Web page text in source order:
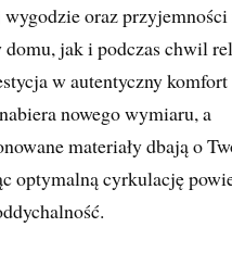
oraz przyjemności
domu, jak i podczas chwil
w autentyczny
nowego wymiaru, a
materiały dbają o
optymalną cyrkulację